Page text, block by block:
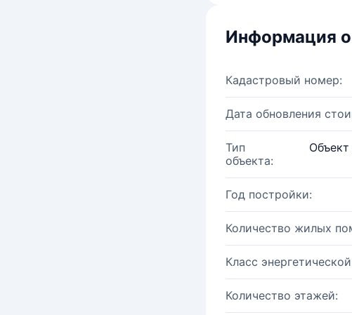
Информация
Кадастровый номер:
Дата обновления
Тип
объекта:
Объект
Год постройки:
Количество жилых
Класс
Количество этажей: